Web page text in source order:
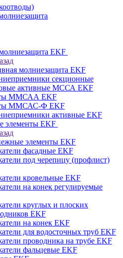
EKF
молниезащита EKF
секционные
активные МССА EKF
ММСАА EKF
ММСАС-Ф EKF
активные EKF
элементы EKF
элементы EKF
фасадные EKF
под черепицу (профлист)
кровельные EKF
на конек регулируемые
круглых и плоских
EKF
на конек EKF
для водосточных труб EKF
проводника на трубе EKF
фальцевые EKF